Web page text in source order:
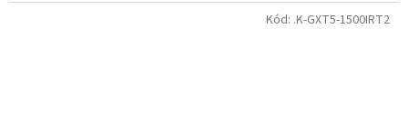
Kód: .K-GXT5-1500IRT2